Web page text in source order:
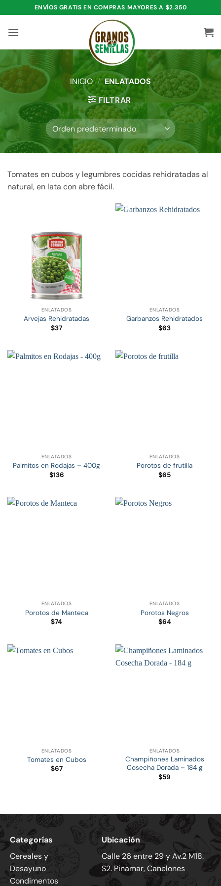
al
contenido
ENVÍOS GRATIS EN COMPRAS MAYORES A $2.350
INICIO / ENLATADOS
FILTRAR
Tomates en cubos y legumbres cocidas rehidratadas al
natural, en lata con abre fácil.
ENLATADOS
Arvejas Rehidratadas
$37
ENLATADOS
Garbanzos Rehidratados
$63
ENLATADOS
Palmitos en Rodajas – 400g
$136
ENLATADOS
Porotos de frutilla
$65
ENLATADOS
Porotos de Manteca
$74
ENLATADOS
Porotos Negros
$64
ENLATADOS
Tomates en Cubos
$67
ENLATADOS
Champiñones Laminados
Cosecha Dorada – 184 g
$59
Categorías
Cereales y
Desayuno
Condimentos
Ubicación
Calle 26 entre 29 y Av.2 M18.
S2. Pinamar, Canelones